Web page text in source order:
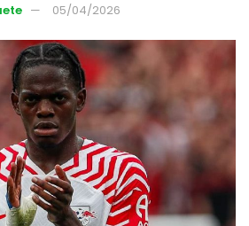
05/04/2026